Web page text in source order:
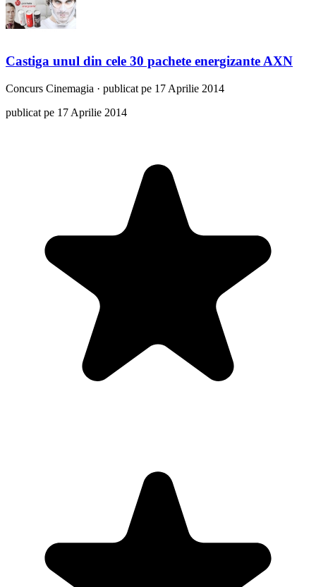
Castiga unul din cele 30 pachete energizante AXN
Concurs Cinemagia · publicat pe 17 Aprilie 2014
publicat pe 17 Aprilie 2014